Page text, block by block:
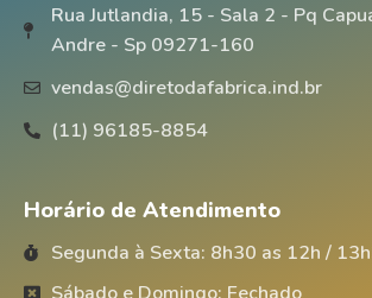
Rua Jutlandia, 15 - Sala 2 - Pq
Andre - Sp 09271-160
vendas@diretodafabrica.ind.br
(11) 96185-8854
Horário de Atendimento
Segunda à Sexta: 8h30 as 12h /